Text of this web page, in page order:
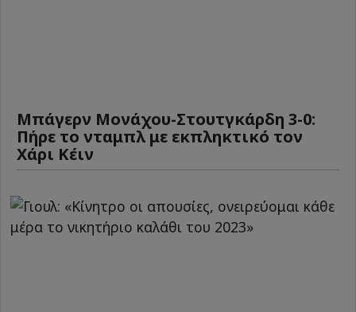
Μπάγερν Μονάχου-Στουτγκάρδη 3-0:
Πήρε το νταμπλ με εκπληκτικό τον
Χάρι Κέιν